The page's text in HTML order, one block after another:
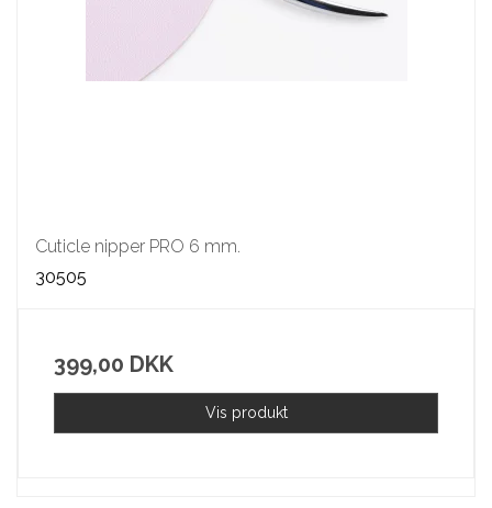
Cuticle nipper PRO 6 mm.
30505
399,00 DKK
Vis produkt